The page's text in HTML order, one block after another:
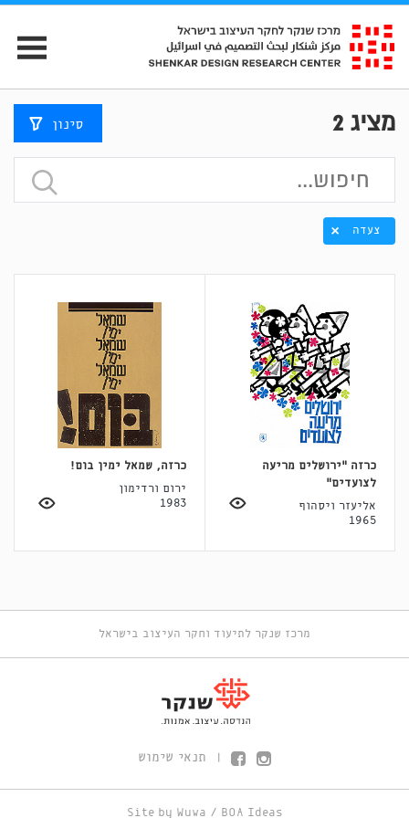
מציג 2 סינון
צעדה
כרזה "ירושלים מריעה
לצועדים"
אליעזר ויסהוף
1965
כרזה, שמאל ימין בום!
ירום ורדימון
1983
מרכז שנקר לתיעוד וחקר העיצוב בישראל
תנאי שימוש
Site by Wuwa / BOA Ideas